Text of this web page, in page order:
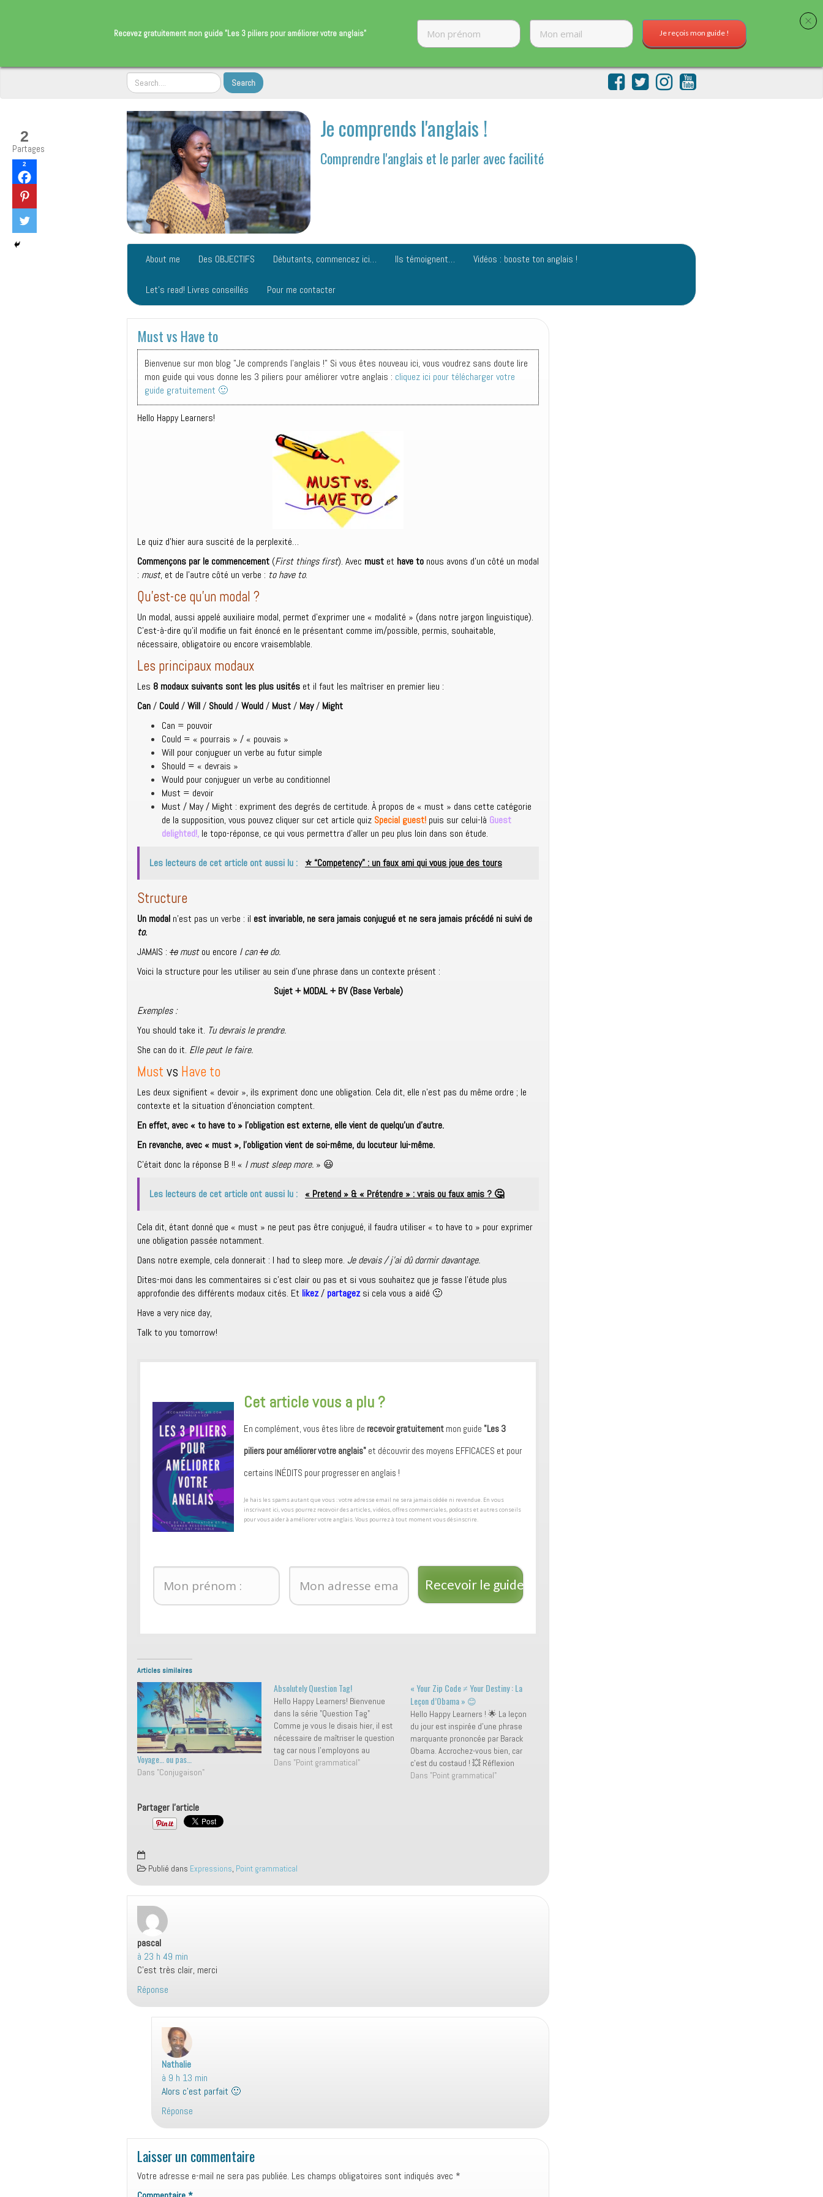
Je comprends l'anglais !
Comprendre l'anglais et le parler avec facilité
About me Des OBJECTIFS Débutants, commencez ici… Ils témoignent… Vidéos : booste ton anglais !
Let’s read! Livres conseillés Pour me contacter
Must vs Have to
Bienvenue sur mon blog "Je comprends l'anglais !" Si vous êtes nouveau ici, vous voudrez sans doute lire
mon guide qui vous donne les 3 piliers pour améliorer votre anglais : cliquez ici pour télécharger votre
guide gratuitement 🙂
Hello Happy Learners!
Le quiz d’hier aura suscité de la perplexité…
Commençons par le commencement (First things first). Avec must et have to nous avons d’un côté un modal
: must, et de l’autre côté un verbe : to have to.
Qu’est-ce qu’un modal ?
Un modal, aussi appelé auxiliaire modal, permet d’exprimer une « modalité » (dans notre jargon linguistique).
C’est-à-dire qu’il modifie un fait énoncé en le présentant comme im/possible, permis, souhaitable,
nécessaire, obligatoire ou encore vraisemblable.
Les principaux modaux
Les 8 modaux suivants sont les plus usités et il faut les maîtriser en premier lieu :
Can/ Could/Will/ Should/Would/ Must/ May/ Might
Can = pouvoir
Could = « pourrais » / « pouvais »
Will pour conjuguer un verbe au futur simple
Should = « devrais »
Would pour conjuguer un verbe au conditionnel
Must = devoir
Must / May / Might : expriment des degrés de certitude. À propos de « must » dans cette catégorie
de la supposition, vous pouvez cliquer sur cet article quiz Special guest! puis sur celui-là Guest
delighted!, le topo-réponse, ce qui vous permettra d’aller un peu plus loin dans son étude.
Les lecteurs de cet article ont aussi lu : ⭐ “Competency" : un faux ami qui vous joue des tours
Structure
Un modal n’est pas un verbe : il est invariable, ne sera jamais conjugué et ne sera jamais précédé ni suivi de
to.
JAMAIS : tomustou encore I cantodo.
Voici la structure pour les utiliser au sein d’une phrase dans un contexte présent :
Sujet + MODAL + BV (Base Verbale)
Exemples :
You should take it. Tu devrais le prendre.
She can do it. Elle peut le faire.
Must vs Have to
Les deux signifient « devoir », ils expriment donc une obligation. Cela dit, elle n’est pas du même ordre ; le
contexte et la situation d’énonciation comptent.
En effet, avec « to have to » l’obligation est externe, elle vient de quelqu’un d’autre.
En revanche, avec « must », l’obligation vient de soi-même, du locuteur lui-même.
C’était donc la réponse B !! « I must sleep more. » 😃
Les lecteurs de cet article ont aussi lu : « Pretend » & « Prétendre » : vrais ou faux amis ? 🤔
Cela dit, étant donné que « must » ne peut pas être conjugué, il faudra utiliser « to have to » pour exprimer
une obligation passée notamment.
Dans notre exemple, cela donnerait : I had to sleep more. Je devais / j’ai dû dormir davantage.
Dites-moi dans les commentaires si c’est clair ou pas et si vous souhaitez que je fasse l’étude plus
approfondie des différents modaux cités. Et likez/ partagezsi cela vous a aidé 🙂
Have a very nice day,
Talk to you tomorrow!
​Cet article vous a plu ?
En complément, vous êtes libre de recevoir gratuitement mon guide "Les 3
piliers pour améliorer votre anglais" et découvrir des moyens ​EFFICACES et pour
certains ​INÉDITS pour progresser en anglais !
​Je hais les spams autant que vous : votre adresse email ne sera jamais cédée ni revendue. En vous
inscrivant ici, vous pourrez recevoir des articles, vidéos, offres commerciales, podcasts et autres conseils
pour ​vous aider à améliorer votre anglais. Vous pourrez à tout moment vous désinscrire.
Recevoir le guide
Articles similaires
Voyage… ou pas…
Dans "Conjugaison"
Absolutely Question Tag!
Hello Happy Learners! Bienvenue
dans la série "Question Tag"
Comme je vous le disais hier, il est
nécessaire de maîtriser le question
tag car nous l'employons au
quotidien en anglais. C'est un
Dans "Point grammatical"
« Your Zip Code ≠ Your Destiny : La
Leçon d’Obama » 😊
Hello Happy Learners ! 🌟 La leçon
du jour est inspirée d'une phrase
marquante prononcée par Barack
Obama. Accrochez-vous bien, car
c’est du costaud ! 💥 Réflexion
philosophique, vocabulaire et
Dans "Point grammatical"
Partager l'article
2
Partages
2
Publié dans Expressions, Point grammatical
pascal
à 23 h 49 min
C’est très clair, merci
Réponse
Nathalie
i
t
:
à 9 h 13 min
Alors c’est parfait 🙂
Réponse
Laisser un commentaire
Votre adresse e-mail ne sera pas publiée. Les champs obligatoires sont indiqués avec *
​Recevez gratuitement mon guide "Les 3 piliers pour améliorer ​votre anglais" Je reçois mon guide !